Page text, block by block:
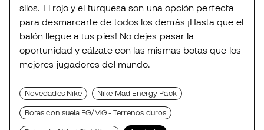
silos. El rojo y el turquesa son una opción perfecta
para desmarcarte de todos los demás ¡Hasta que el
balón llegue a tus pies! No dejes pasar la
oportunidad y cálzate con las mismas botas que los
mejores jugadores del mundo.
Novedades Nike Nike Mad Energy Pack
Botas con suela FG/MG - Terrenos duros